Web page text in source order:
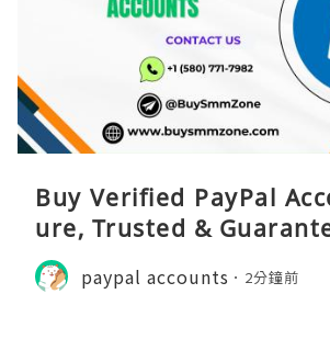
Buy Verified PayPal
ure, Trusted &
paypal accounts 2分鐘前